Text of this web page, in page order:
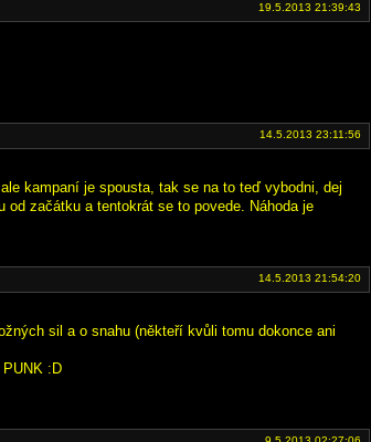
19.5.2013 21:39:43
14.5.2013 23:11:56
kampaní je spousta, tak se na to teď vybodni, dej
začátku a tentokrát se to povede. Náhoda je
14.5.2013 21:54:20
sil a o snahu (někteří kvůli tomu dokonce ani
:D